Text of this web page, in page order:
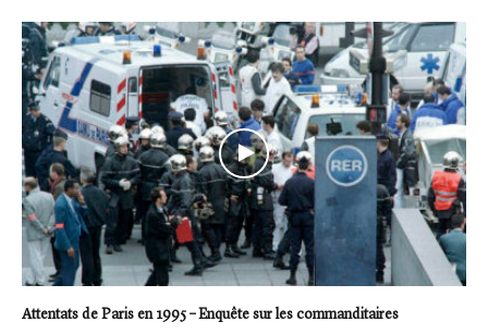
Attentats de Paris en 1995 – Enquête sur les commanditaires